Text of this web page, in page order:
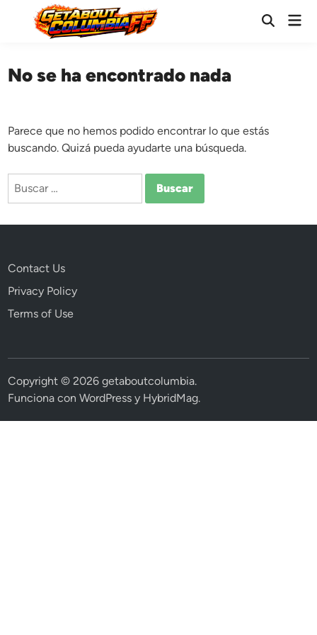
contenido
Abrir
No se ha encontrado nada
Parece que no hemos podido encontrar lo que estás
buscando. Quizá pueda ayudarte una búsqueda.
Buscar:
Contact Us
Privacy Policy
Terms of Use
Copyright © 2026getaboutcolumbia.
Funciona conWordPress y HybridMag.